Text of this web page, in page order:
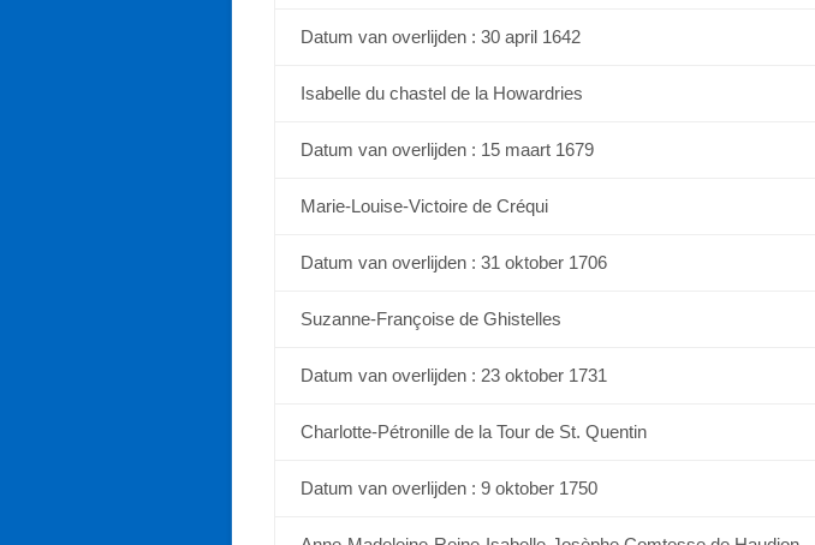
Datum van overlijden : 30 april 1642
Isabelle du chastel de la Howardries
Datum van overlijden : 15 maart 1679
Marie-Louise-Victoire de Créqui
Datum van overlijden : 31 oktober 1706
Suzanne-Françoise de Ghistelles
Datum van overlijden : 23 oktober 1731
Charlotte-Pétronille de la Tour de St. Quentin
Datum van overlijden : 9 oktober 1750